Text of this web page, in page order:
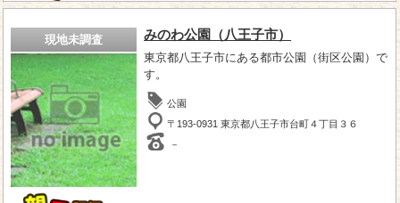
現地未調査 みのわ公園（八王子市）
東京都八王子市にある都市公園（街区公園）で
す。
公園
〒193-0931 東京都八王子市台町４丁目３６
－